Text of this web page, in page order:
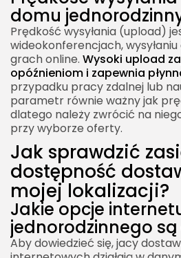
domu
Prędkość wysyłania (upload)
wideokonferencjach,
grach online. Wysoki upload
opóźnieniom i zapewnia
przypadku pracy zdalnej lub
parametr równie ważny jak
dlatego należy zwrócić na
przy wyborze oferty.
Jak sprawdzić
dostępność
mojej lokalizacji?
Jakie opcje
jednorodzinnego
Aby dowiedzieć się, jacy